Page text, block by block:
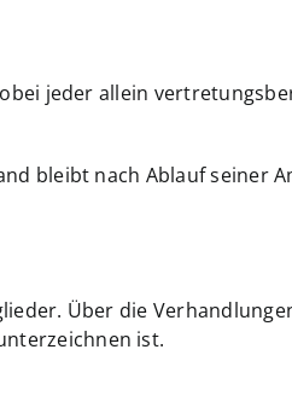
jeder allein
bleibt nach Ablauf seiner
Über die
ist.